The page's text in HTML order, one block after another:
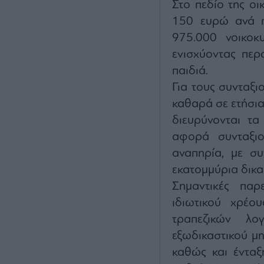
Στο πεδίο της
150 ευρώ ανά
975.000
ενισχύοντας
παιδιά.
Για τους
καθαρά σε
διευρύνονται
αφορά
αναπηρία, με
εκατομμύρια
Σημαντικές
ιδιωτικού
τραπεζικών
εξωδικαστικού
καθώς και